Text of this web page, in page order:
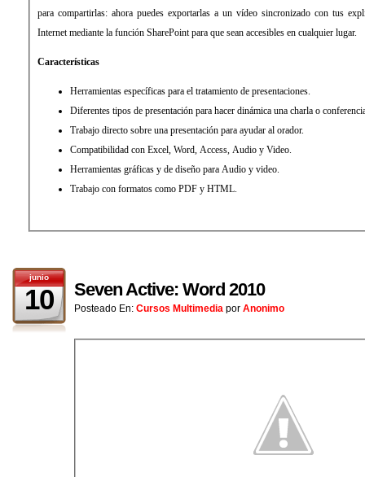
para compartirlas: ahora puedes exportarlas a un vídeo sincronizado con tus
Internet mediante la función SharePoint para que sean accesibles en cualquier lugar.
Características
Herramientas específicas para el tratamiento de presentaciones.
Diferentes tipos de presentación para hacer dinámica una charla o
Trabajo directo sobre una presentación para ayudar al orador.
Compatibilidad con Excel, Word, Access, Audio y Video.
Herramientas gráficas y de diseño para Audio y video.
Trabajo con formatos como PDF y HTML.
junio
10 Seven Active: Word 2010
Posteado En: Cursos Multimedia por Anonimo